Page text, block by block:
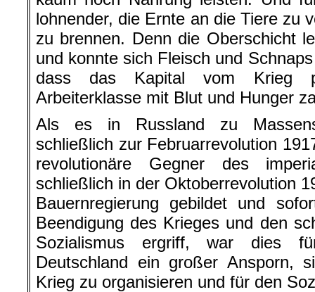
lohnender, die Ernte an die Tiere zu
zu brennen. Denn die Oberschicht
und konnte sich Fleisch und
dass das Kapital vom Krieg
Arbeiterklasse mit Blut und Hunger
Als es in Russland zu
schließlich zur Februarrevolution
revolutionäre Gegner des
schließlich in der Oktoberrevolution
Bauernregierung gebildet und
Beendigung des Krieges und den
Sozialismus ergriff, war dies
Deutschland ein großer Ansporn,
Krieg zu organisieren und für den